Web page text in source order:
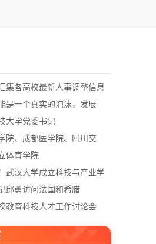
集各高校最新人事调整信息
是一个真实的泡沫，发展
大学党委书记
院、成都医学院、四川交
体育学院
武汉大学成立科技与产业学
邱勇访问法国和希腊
教育科技人才工作讨论会